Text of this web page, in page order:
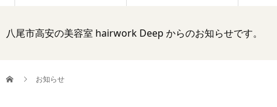
八尾市高安の美容室 hairwork Deep からのお知らせです。
お知らせ